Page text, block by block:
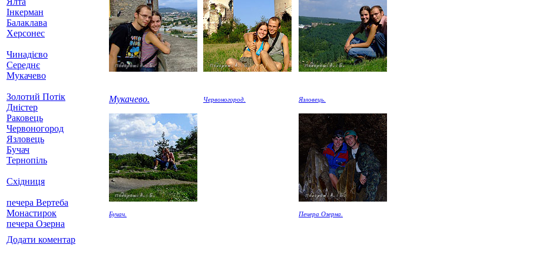
Інкерман
Балаклава
Херсонес
Чинадієво
Середнє
Мукачево
Золотий Потік
Дністер
Раковець
Червоногород
Язловець
Бучач
Тернопіль
Східниця
печера Вертеба
Монастирок
печера Озерна
Мукачево. Червоногород. Язловець.
Бучач. Печера Озерна.
Додати коментар